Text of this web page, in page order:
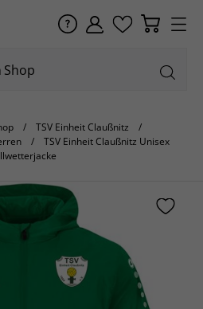
TSV Einheit Claußnitz
TSV Einheit Claußnitz Unisex